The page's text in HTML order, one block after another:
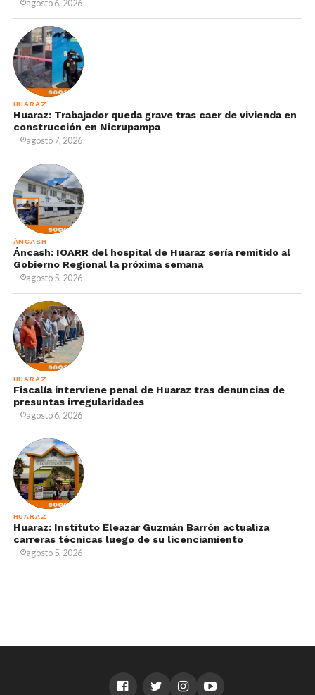
agosto 6, 2026
HUARAZ
Huaraz: Trabajador queda grave tras caer de vivienda en
construcción en Nicrupampa
agosto 7, 2026
ÁNCASH
Áncash: IOARR del hospital de Huaraz sería remitido al
Gobierno Regional la próxima semana
agosto 5, 2026
HUARAZ
Fiscalía interviene penal de Huaraz tras denuncias de
presuntas irregularidades
agosto 6, 2026
HUARAZ
Huaraz: Instituto Eleazar Guzmán Barrón actualiza
carreras técnicas luego de su licenciamiento
agosto 5, 2026